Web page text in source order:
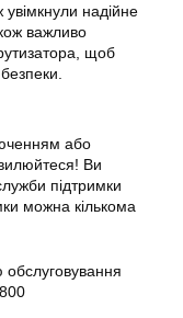
надійне
важливо
щоб
або
Ви
підтримки
можна кількома
обслуговування